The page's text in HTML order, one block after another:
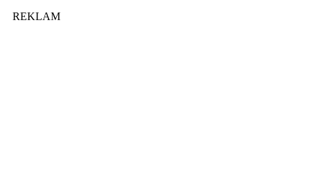
REKLAM